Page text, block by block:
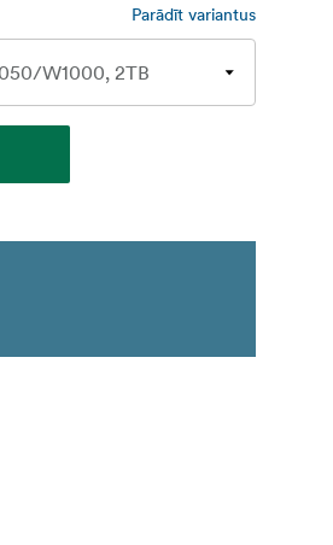
Parādīt variantus